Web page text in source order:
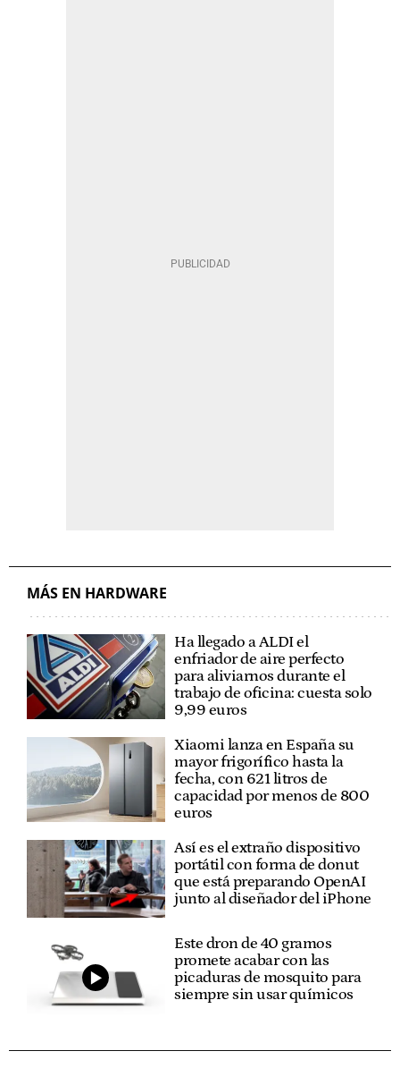
MÁS EN HARDWARE
Ha llegado a ALDI el
enfriador de aire perfecto
para aliviarnos durante el
trabajo de oficina: cuesta solo
9,99 euros
Xiaomi lanza en España su
mayor frigorífico hasta la
fecha, con 621 litros de
capacidad por menos de 800
euros
Así es el extraño dispositivo
portátil con forma de donut
que está preparando OpenAI
junto al diseñador del iPhone
Este dron de 40 gramos
promete acabar con las
picaduras de mosquito para
siempre sin usar químicos